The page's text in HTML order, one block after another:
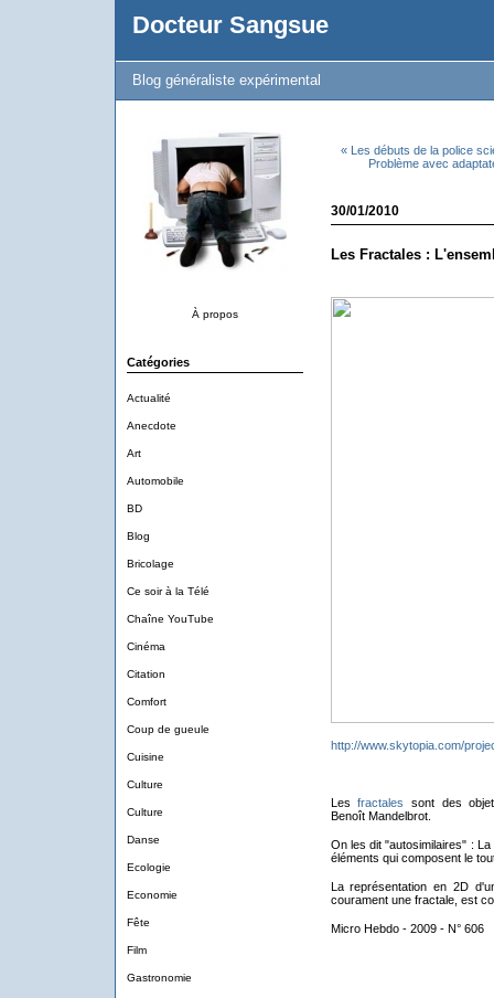
Docteur Sangsue
Blog généraliste expérimental
À propos
Catégories
Actualité
Anecdote
Art
Automobile
BD
Blog
Bricolage
Ce soir à la Télé
Chaîne YouTube
Cinéma
Citation
Comfort
Coup de gueule
Cuisine
Culture
Culture
Danse
Ecologie
Economie
Fête
Film
Gastronomie
« Les débuts de la police
Problème avec
30/01/2010
Les Fractales :
http://www.skytopia.com/
Lesfractales sont des
Benoît Mandelbrot.
On les dit "autosimilaires" :
éléments qui composent le
La représentation en 2D
courament une fractale, est
Micro Hebdo - 2009 - N° 606